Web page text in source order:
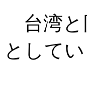
台湾と
としてい